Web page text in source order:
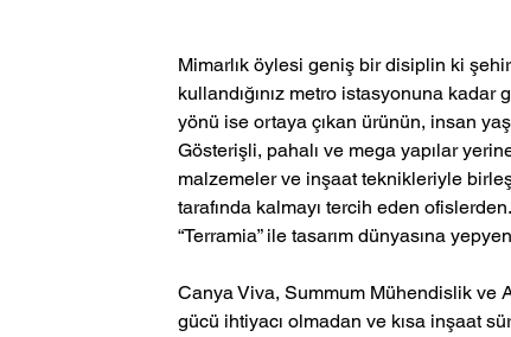
Mimarlık öylesi geniş bir disiplin ki
kullandığınız metro istasyonuna
yönü ise ortaya çıkan ürünün, insan
Gösterişli, pahalı ve mega yapılar
malzemeler ve inşaat teknikleriyle
tarafında kalmayı tercih eden
“Terramia” ile tasarım dünyasına
Canya Viva, Summum Mühendislik ve
gücü ihtiyacı olmadan ve kısa inşaat